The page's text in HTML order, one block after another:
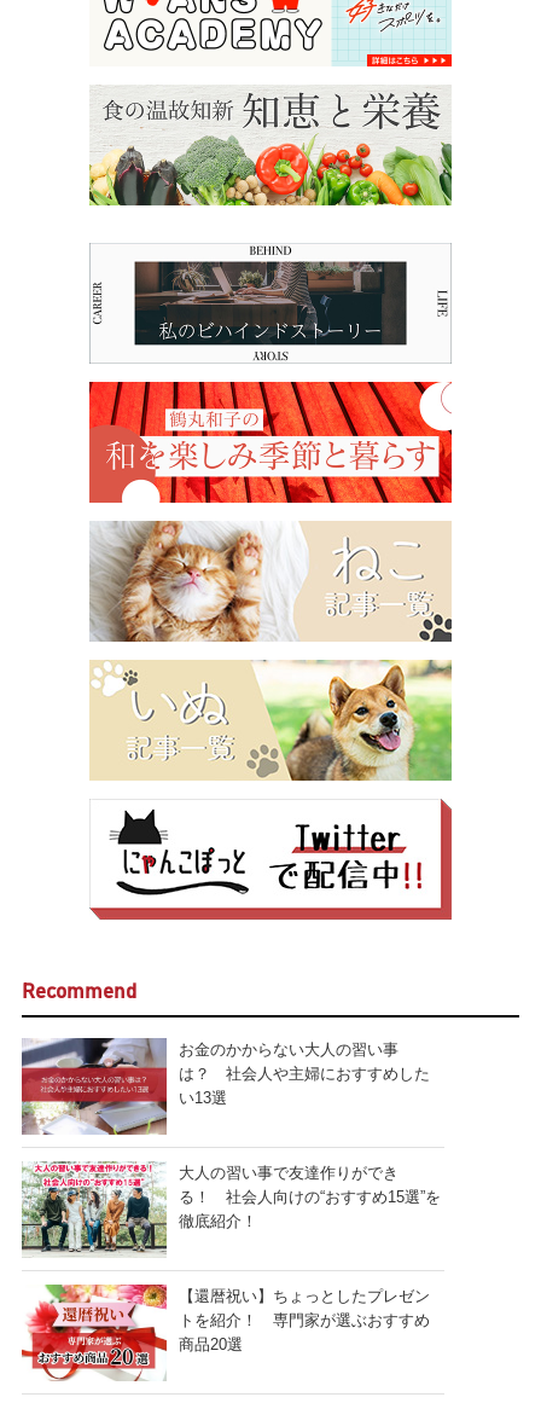
Recommend
お金のかからない大人の習い事
は？ 社会人や主婦におすすめした
い13選
大人の習い事で友達作りができ
る！ 社会人向けの“おすすめ15選”を
徹底紹介！
【還暦祝い】ちょっとしたプレゼン
トを紹介！ 専門家が選ぶおすすめ
商品20選